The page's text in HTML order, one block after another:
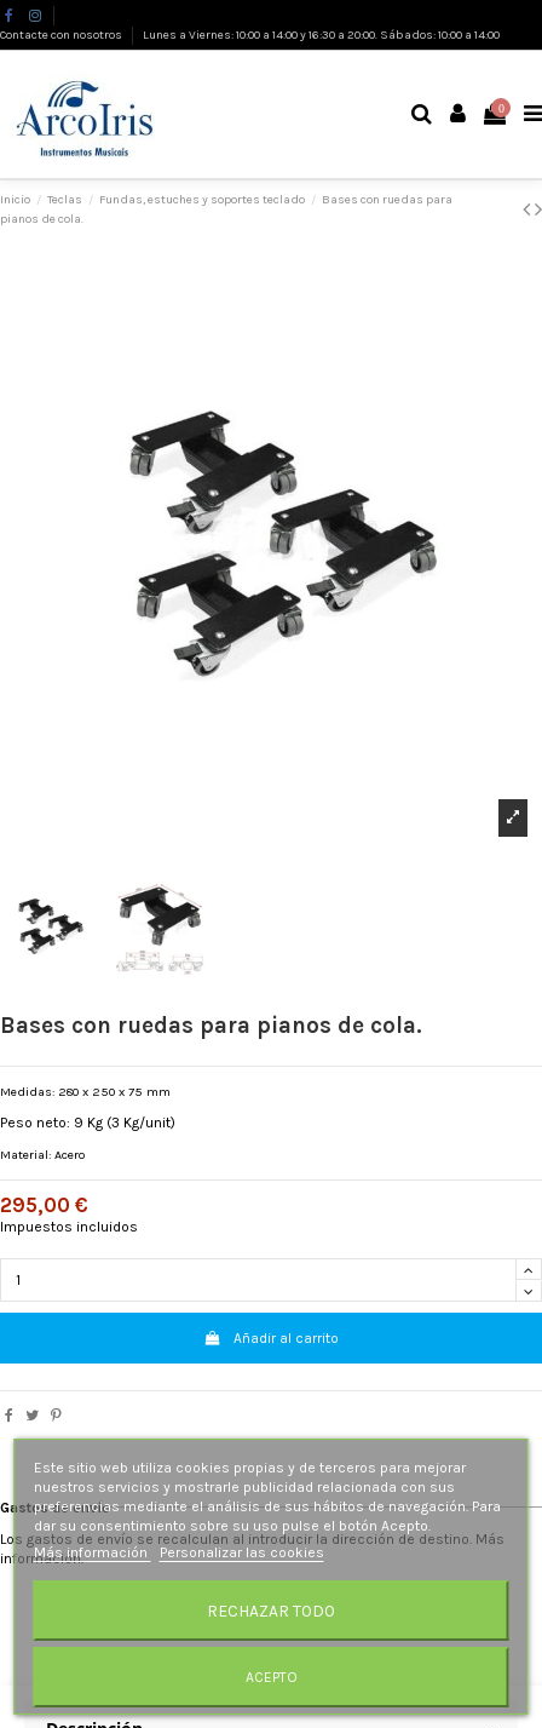
Contacte con nosotros Lunes a Viernes: 10:00 a 14:00 y 16:30 a 20:00. Sábados: 10:00 a 14:00
0
Inicio Teclas Fundas, estuches y soportes teclado
Bases con ruedas para
pianos de cola.
Bases con ruedas para pianos de cola.
Medidas: 280 x 250 x 75 mm
Peso neto: 9 Kg (3 Kg/unit)
Material: Acero
295,00 €
Impuestos incluidos
Añadir al carrito
Gastos de envío
Los gastos de envío se recalculan al introducir la dirección de destino. Más
información.
Este sitio web utiliza cookies propias y de terceros para mejorar
nuestros servicios y mostrarle publicidad relacionada con sus
preferencias mediante el análisis de sus hábitos de navegación. Para
dar su consentimiento sobre su uso pulse el botón Acepto.
Más información
Personalizar las cookies
RECHAZAR TODO
ACEPTO